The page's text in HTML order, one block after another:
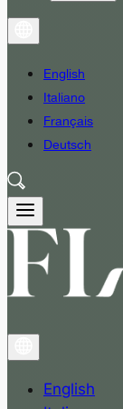
English
Italiano
Français
Deutsch
English